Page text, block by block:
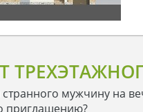
мужчину на
приглашению?